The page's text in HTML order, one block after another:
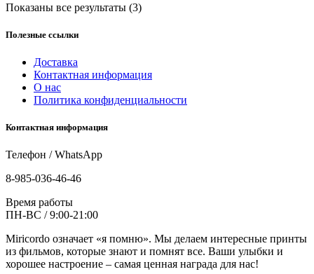
3000,00 ₽
Показаны все результаты (3)
Полезные ссылки
Доставка
Контактная информация
О нас
Политика конфиденциальности
Контактная информация
Телефон / WhatsApp
8-985-036-46-46
Время работы
ПН-ВС / 9:00-21:00
Miricordo означает «я помню». Мы делаем интересные принты
из фильмов, которые знают и помнят все. Ваши улыбки и
хорошее настроение – самая ценная награда для нас!